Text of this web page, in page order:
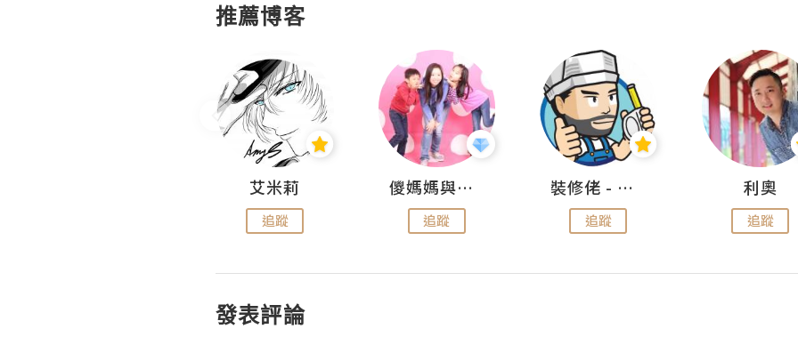
推薦博客
艾米莉
追蹤
儍媽媽與兩隻小魔怪之家
追蹤
裝修佬 - 香港一站式網上裝修平台
追蹤
利奧
追蹤
發表評論